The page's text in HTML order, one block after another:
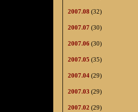
2007.08 (32)
2007.07 (30)
2007.06 (30)
2007.05 (35)
2007.04 (29)
2007.03 (29)
2007.02 (29)